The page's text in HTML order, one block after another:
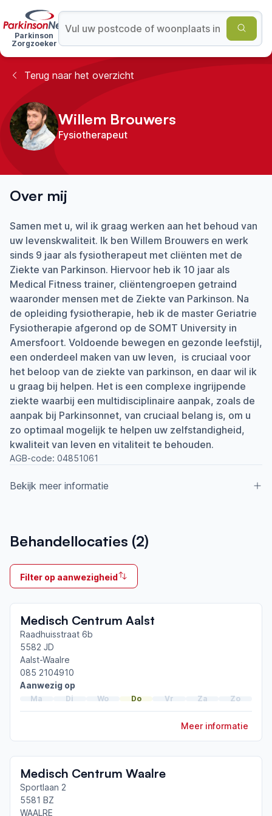
Parkinson
Zorgzoeker
Terug naar het overzicht
Willem Brouwers
Fysiotherapeut
Over mij
Samen met u, wil ik graag werken aan het behoud van
uw levenskwaliteit. Ik ben Willem Brouwers en werk
sinds 9 jaar als fysiotherapeut met cliënten met de
Ziekte van Parkinson. Hiervoor heb ik 10 jaar als
Medical Fitness trainer, cliëntengroepen getraind
waaronder mensen met de Ziekte van Parkinson. Na
de opleiding fysiotherapie, heb ik de master Geriatrie
Fysiotherapie afgerond op de SOMT University in
Amersfoort. Voldoende bewegen en gezonde leefstijl,
een onderdeel maken van uw leven, is cruciaal voor
het beloop van de ziekte van parkinson, en daar wil ik
u graag bij helpen. Het is een complexe ingrijpende
ziekte waarbij een multidisciplinaire aanpak, zoals de
aanpak bij Parkinsonnet, van cruciaal belang is, om u
zo optimaal mogelijk te helpen uw zelfstandigheid,
kwaliteit van leven en vitaliteit te behouden.
AGB-code: 04851061
Bekijk meer informatie
2018
Ik behandel
Op locatie & Thuis
netwerk
Veldhoven
Afgeronde ParkinsonNet-scholingen
ParkinsonNet congres 2026
ParkinsonNet congres 2025
ParkinsonNet congres 2023
Behandellocaties (2)
Filter op aanwezigheid
Medisch Centrum Aalst
Raadhuisstraat 6b
5582 JD
Aalst-Waalre
085 2104910
Aanwezig op
Ma Di Wo Do Vr Za Zo
Meer informatie
Medisch Centrum Waalre
Sportlaan 2
5581 BZ
WAALRE